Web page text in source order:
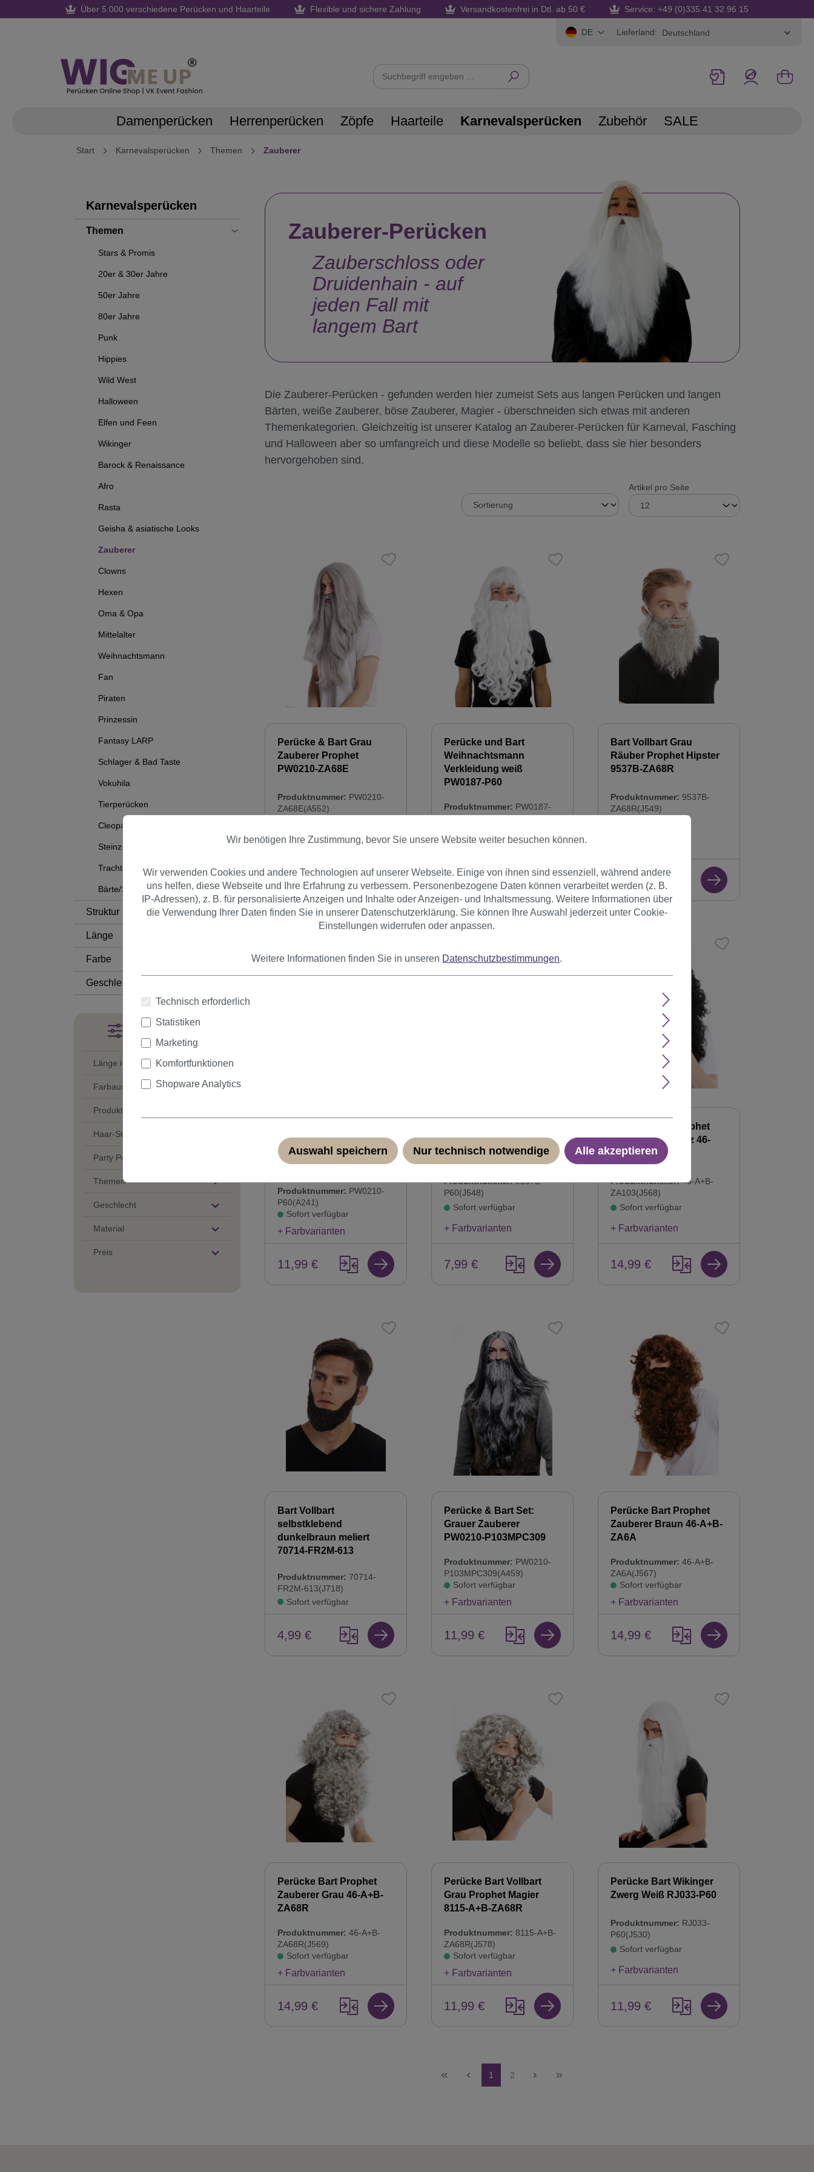
Zur Hauptnavigation springen
Über 5.000 verschiedene Perücken und Haarteile Flexible und sichere Zahlung Versandkostenfrei in Dtl. ab 50 € Service: +49 (0)335 41 32 96 15
DE Lieferland:
Damenperücken Herrenperücken Zöpfe Haarteile Karnevalsperücken Zubehör SALE
Start Karnevalsperücken Themen Zauberer
Karnevalsperücken
Themen
Stars & Promis
20er & 30er Jahre
50er Jahre
80er Jahre
Punk
Hippies
Wild West
Halloween
Elfen und Feen
Wikinger
Barock & Renaissance
Afro
Rasta
Geisha & asiatische Looks
Zauberer
Clowns
Hexen
Oma & Opa
Mittelalter
Weihnachtsmann
Fan
Piraten
Prinzessin
Fantasy LARP
Schlager & Bad Taste
Vokuhila
Tierperücken
Cleopatra
Steinzeit
Trachten
Bärte/Schnauzer
Struktur
Länge
Farbe
Geschlecht
Produkte filtern
Länge in cm
Farbauswahl
Produkt Gruppe
Haar-Struktur
Party Perücken mit
Themen
Geschlecht
Material
Preis
Zauberer-Perücken
Zauberschloss oder
Druidenhain - auf
jeden Fall mit
langem Bart
Die Zauberer-Perücken - gefunden werden hier zumeist Sets aus langen Perücken und langen
Bärten, weiße Zauberer, böse Zauberer, Magier - überschneiden sich etwas mit anderen
Themenkategorien. Gleichzeitig ist unserer Katalog an Zauberer-Perücken für Karneval, Fasching
und Halloween aber so umfangreich und diese Modelle so beliebt, dass sie hier besonders
hervorgehoben sind.
Artikel pro Seite
Perücke & Bart Grau
Zauberer Prophet
PW0210-ZA68E
Produktnummer: PW0210-
ZA68E(A552)
+ Farbvarianten
12,99 €
Perücke und Bart
Weihnachtsmann
Verkleidung weiß
PW0187-P60
Produktnummer: PW0187-
P60(A250)
11,99 €
Bart Vollbart Grau
Räuber Prophet Hipster
9537B-ZA68R
Produktnummer: 9537B-
ZA68R(J549)
7,99 €
Weißer Zauberer Hexer
White Wizard PW0210-
P60
Produktnummer: PW0210-
P60(A241)
Sofort verfügbar
+ Farbvarianten
11,99 €
Räuber Prophet Hipster
9537B-P60
Produktnummer:9537B-
P60(J548)
Sofort verfügbar
+ Farbvarianten
7,99 €
Perücke Bart Prophet
Zauberer Schwarz 46-
A+B-ZA103
Produktnummer:46-A+B-
ZA103(J568)
Sofort verfügbar
+ Farbvarianten
14,99 €
Bart Vollbart
selbstklebend
dunkelbraun meliert
70714-FR2M-613
Produktnummer: 70714-
FR2M-613(J718)
Sofort verfügbar
4,99 €
Perücke & Bart Set:
Grauer Zauberer
PW0210-P103MPC309
Produktnummer: PW0210-
P103MPC309(A459)
Sofort verfügbar
+ Farbvarianten
11,99 €
Perücke Bart Prophet
Zauberer Braun 46-A+B-
ZA6A
Produktnummer: 46-A+B-
ZA6A(J567)
Sofort verfügbar
+ Farbvarianten
14,99 €
Perücke Bart Prophet
Zauberer Grau 46-A+B-
ZA68R
Produktnummer: 46-A+B-
ZA68R(J569)
Sofort verfügbar
+ Farbvarianten
14,99 €
Perücke Bart Vollbart
Grau Prophet Magier
8115-A+B-ZA68R
Produktnummer: 8115-A+B-
ZA68R(J578)
Sofort verfügbar
+ Farbvarianten
11,99 €
Perücke Bart Wikinger
Zwerg Weiß RJ033-P60
Produktnummer: RJ033-
P60(J530)
Sofort verfügbar
+ Farbvarianten
11,99 €
Seite
1 Seite
2
Wir benötigen Ihre Zustimmung, bevor Sie unsere Website weiter besuchen können.
Wir verwenden Cookies und andere Technologien auf unserer Webseite. Einige von ihnen sind essenziell, während andere
uns helfen, diese Webseite und Ihre Erfahrung zu verbessern. Personenbezogene Daten können verarbeitet werden (z. B.
IP-Adressen), z. B. für personalisierte Anzeigen und Inhalte oder Anzeigen- und Inhaltsmessung. Weitere Informationen über
die Verwendung Ihrer Daten finden Sie in unserer Datenschutzerklärung. Sie können Ihre Auswahl jederzeit unter Cookie-
Einstellungen widerrufen oder anpassen.
Weitere Informationen finden Sie in unseren Datenschutzbestimmungen.
Technisch erforderlich
Statistiken
Marketing
Komfortfunktionen
Shopware Analytics
Auswahl speichern Nur technisch notwendige Alle akzeptieren